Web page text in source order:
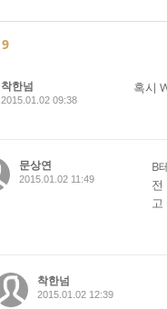
9
착한넘
2015.01.02 09:38
혹시
문상연
2015.01.02 11:49
B
전
고
착한넘
2015.01.02 12:39